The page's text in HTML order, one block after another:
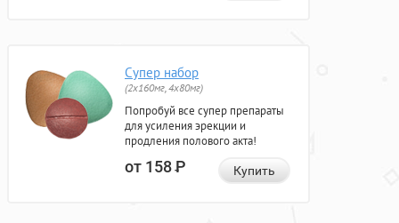
Супер набор
(2х160мг, 4х80мг)
Попробуй все супер препараты
для усиления эрекции и
продления полового акта!
от 158Р Купить